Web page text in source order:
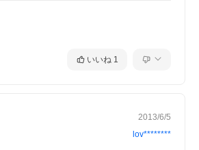
いいね 1
2013/6/5
lov********